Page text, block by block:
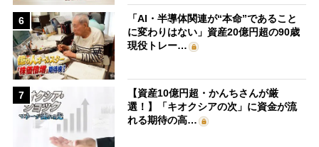
6
「AI・半導体関連が“本命”であること
に変わりはない」資産20億円超の90歳
現役トレー…
7
【資産10億円超・かんちさんが厳
選！】「キオクシアの次」に資金が流
れる期待の高…